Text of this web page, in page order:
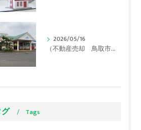
2026/05/16
（不動産売却 鳥取市）【実は超優秀！】住みたい街「湖山」の秘密は駅にあった！？
Tags